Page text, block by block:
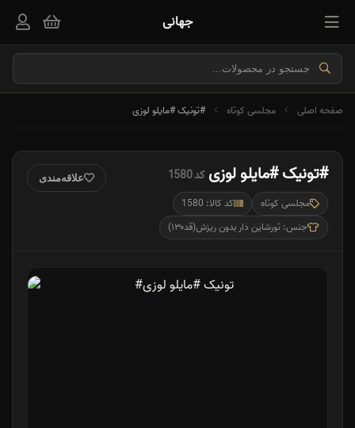
جهانی
صفحه اصلی مجلسی کوتاه #تونیک #مایلو لوزی
#تونیک #مایلو لوزیکد 1580
مجلسی کوتاه
کد کالا: 1580
جنس: تورشاین دار بدون ریزش(قد۱۳۰)
علاقه‌مندی